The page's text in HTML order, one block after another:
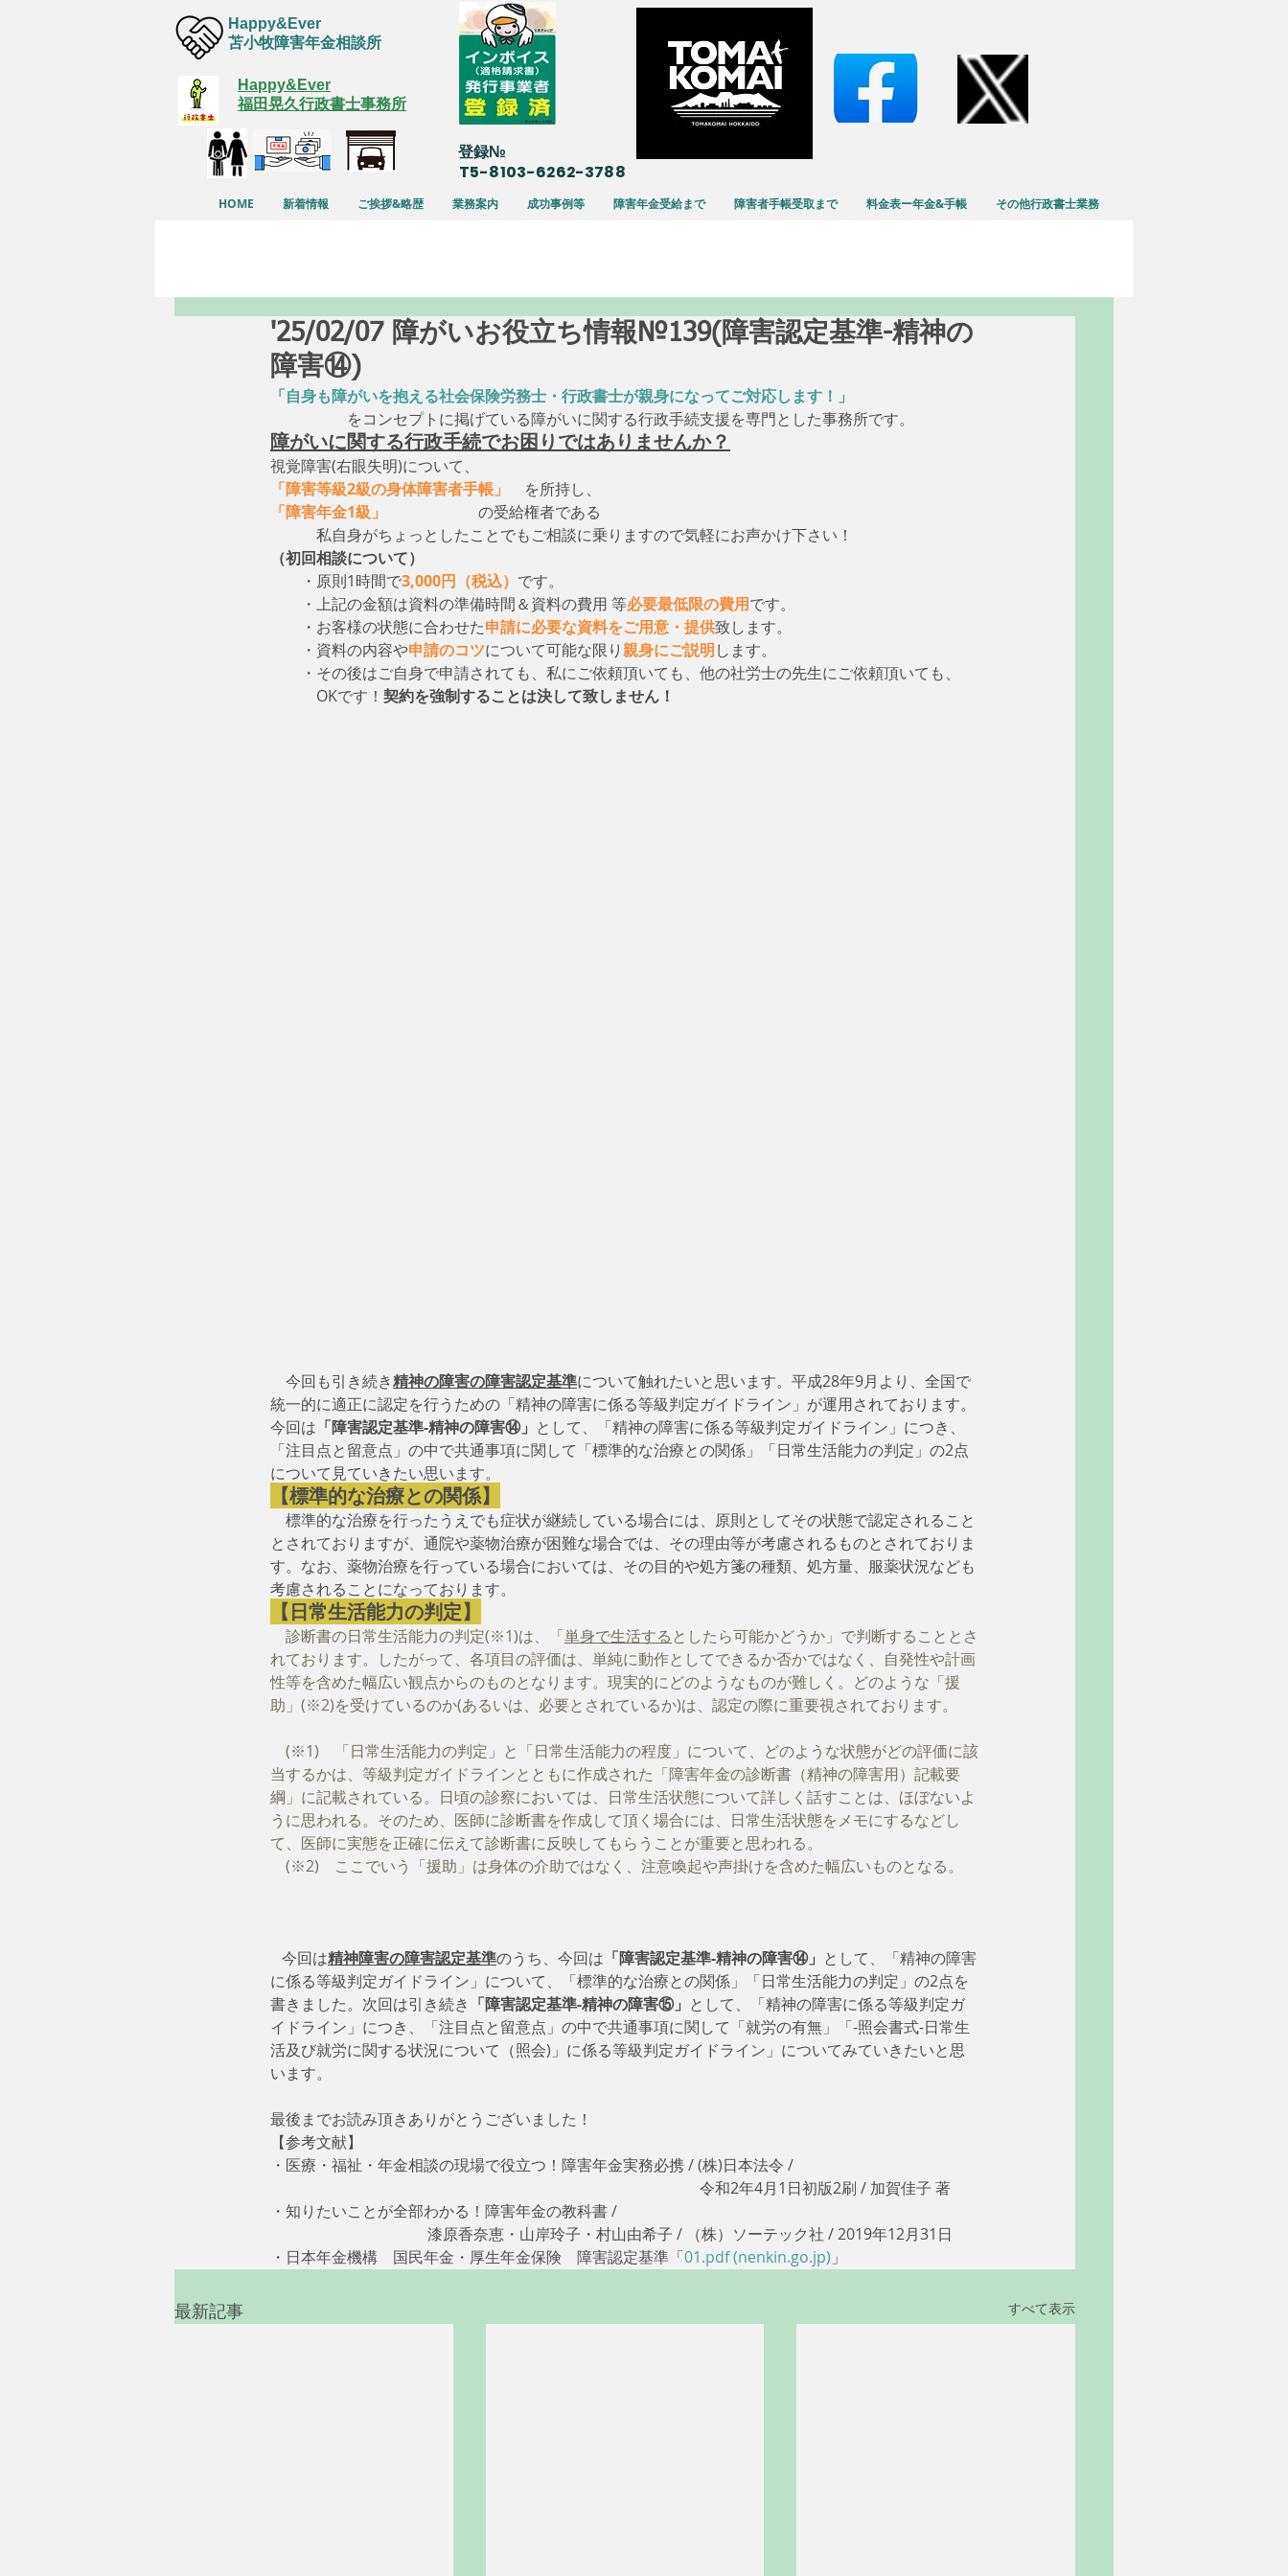
Happy&Ever
苫小牧障害年金相談所
Happy&Ever
福田晃久行政書士事務所
​登録№
T5-8103-6262-3788
HOME 新着情報 ご挨拶&略歴 業務案内 成功事例等 障害年金受給まで 障害者手帳受取まで 料金表ー年金&手帳 その他行政書士業務
'25/02/07 障がいお役立ち情報№139(障害認定基準-精神の
障害⑭)
「自身も障がいを抱える社会保険労務士・行政書士が親身になってご対応します！」
をコンセプトに掲げている障がいに関する行政手続支援を専門とした事務所です。
障がいに関する行政手続でお困りではありませんか？
視覚障害(右眼失明)について、
「障害等級2級の身体障害者手帳」
を所持し、
「障害年金1級」
の受給権者である
私自身がちょっとしたことでもご相談に乗りますので気軽にお声かけ下さい！
（初回相談について）
・原則1時間で3,000円（税込） です。
・上記の金額は資料の準備時間＆資料の費用 等必要最低限の費用です。
・お客様の状態に合わせた申請に必要な資料をご用意・提供致します。
・資料の内容や申請のコツについて可能な限り親身にご説明します。
・その後はご自身で申請されても、私にご依頼頂いても、他の社労士の先生にご依頼頂いても、
OKです！ 契約を強制することは決して致しません！
今回も引き続き精神の障害の障害認定基準について触れたいと思います。平成28年9月より、全国で
統一的に適正に認定を行うための「精神の障害に係る等級判定ガイドライン」が運用されております。
今回は 「障害認定基準-精神の障害⑭」 として、「精神の障害に係る等級判定ガイドライン」につき、
「注目点と留意点」の中で共通事項に関して「標準的な治療との関係」「日常生活能力の判定」の2点
について見ていきたい思います。
【標準的な治療との関係】
標準的な治療を行ったうえでも症状が継続している場合には、原則としてその状態で認定されること
とされておりますが、通院や薬物治療が困難な場合では、その理由等が考慮されるものとされておりま
す。なお、薬物治療を行っている場合においては、その目的や処方箋の種類、処方量、服薬状況なども
考慮されることになっております。
【日常生活能力の判定】
診断書の日常生活能力の判定(※1)は、「単身で生活する としたら可能かどうか」で判断することとさ
れております。したがって、各項目の評価は、単純に動作としてできるか否かではなく、自発性や計画
性等を含めた幅広い観点からのものとなります。現実的にどのようなものが難しく。どのような「援
助」(※2)を受けているのか(あるいは、必要とされているか)は、認定の際に重要視されております。
(※1)　「日常生活能力の判定」と「日常生活能力の程度」について、どのような状態がどの評価に該
当するかは、等級判定ガイドラインとともに作成された「障害年金の診断書（精神の障害用）記載要
綱」に記載されている。日頃の診察においては、日常生活状態について詳しく話すことは、ほぼないよ
うに思われる。そのため、医師に診断書を作成して頂く場合には、日常生活状態をメモにするなどし
て、医師に実態を正確に伝えて診断書に反映してもらうことが重要と思われる。
(※2)　ここでいう「援助」は身体の介助ではなく、注意喚起や声掛けを含めた幅広いものとなる。
今回は精神障害の障害認定基準のうち、今回は 「障害認定基準-精神の障害⑭」 として、「精神の障害
に係る等級判定ガイドライン」について、「標準的な治療との関係」「日常生活能力の判定」の2点を
書きました。次回は引き続き 「障害認定基準-精神の障害⑮」 として、「精神の障害に係る等級判定ガ
イドライン」につき、「注目点と留意点」の中で共通事項に関して「就労の有無」「-照会書式-日常生
活及び就労に関する状況について（照会)」に係る等級判定ガイドライン」についてみていきたいと思
います。
最後までお読み頂きありがとうございました！
【参考文献】
・医療・福祉・年金相談の現場で役立つ！障害年金実務必携 / (株)日本法令 /
令和2年4月1日初版2刷 / 加賀佳子 著
・知りたいことが全部わかる！障害年金の教科書 /
漆原香奈恵・山岸玲子・村山由希子 / （株）ソーテック社 / 2019年12月31日
・日本年金機構　国民年金・厚生年金保険　障害認定基準「01.pdf (nenkin.go.jp) 」
最新記事 すべて表示